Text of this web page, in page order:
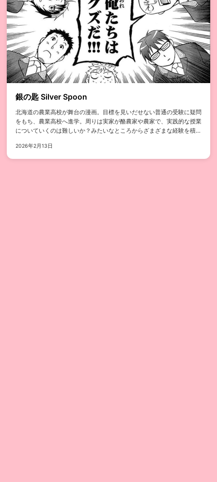
銀の匙 Silver Spoon
北海道の農業高校が舞台の漫画。目標を見いだせない普通の受験に疑問
をもち、農業高校へ進学。周りは実家が酪農家や農家で、実践的な授業
についていくのは難しいか？みたいなところからざまざまな経験を積み
2026年2月13日